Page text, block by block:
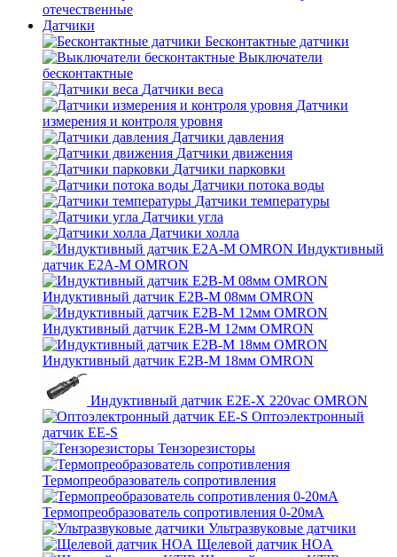
отечественные
Датчики
Бесконтактные датчики
Выключатели
бесконтактные
Датчики веса
Датчики
измерения и контроля уровня
Датчики давления
Датчики движения
Датчики парковки
Датчики потока воды
Датчики температуры
Датчики угла
Датчики холла
Индуктивный
датчик E2A-M OMRON
Индуктивный датчик E2B-M 08мм OMRON
Индуктивный датчик E2B-M 12мм OMRON
Индуктивный датчик E2B-M 18мм OMRON
Индуктивный датчик E2E-X 220vac OMRON
Оптоэлектронный
датчик EE-S
Тензорезисторы
Термопреобразователь сопротивления
Термопреобразователь сопротивления 0-20мА
Ультразвуковые датчики
Щелевой датчик HOA